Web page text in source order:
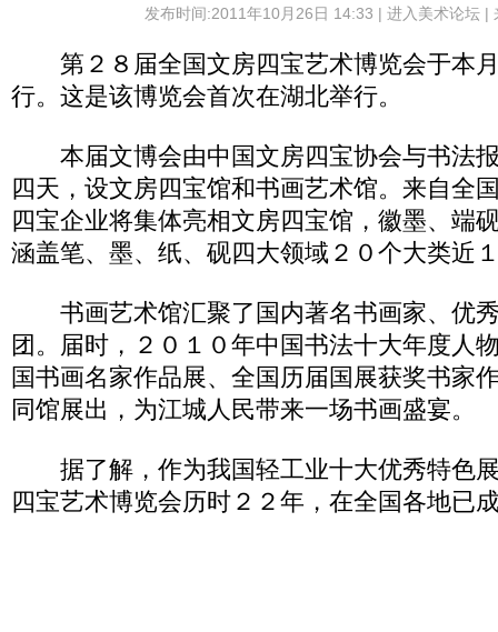
发布时间:2011年10月26日 14:33 | 进入美术论坛|
第２８届全国文房四宝艺术博览会于本
行。这是该博览会首次在湖北举行。
本届文博会由中国文房四宝协会与书法
四天，设文房四宝馆和书画艺术馆。来自全
四宝企业将集体亮相文房四宝馆，徽墨、
涵盖笔、墨、纸、砚四大领域２０个大类近
书画艺术馆汇聚了国内著名书画家、优
团。届时，２０１０年中国书法十大年度人
国书画名家作品展、全国历届国展获奖书家
同馆展出，为江城人民带来一场书画盛宴。
据了解，作为我国轻工业十大优秀特色
四宝艺术博览会历时２２年，在全国各地已